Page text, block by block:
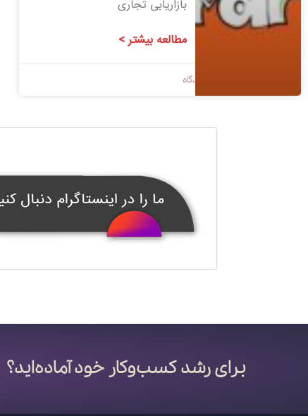
بازاریابی تجاری
مطالعه بیشتر >
بدون دیدگاه
برای رشد کسب‌وکار خود آماده‌اید؟